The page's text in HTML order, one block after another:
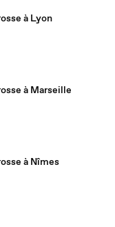
à Lyon
à Marseille
à Nîmes